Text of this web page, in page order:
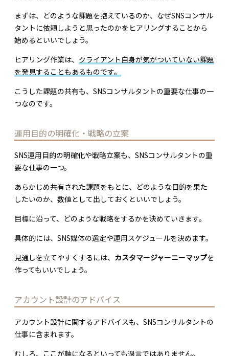
まずは、どのような課題を抱えているのか、なぜSNSコンサル
タントに依頼しようと思ったのかをヒアリングすることから
始めるといいでしょう。
ヒアリング作業は、 クライアント自身が気がついていない課題
を発見することもあるものです。
こうした課題の共有も、SNSコンサルタントの重要な仕事の一
つなのです。
運用目的の明確化・戦略の立案
SNS運用目的の明確化や戦略立案も、SNSコンサルタントの重
要な仕事の一つ。
あらかじめ共有された課題をもとに、どのような目的を果た
したいのか、数値として出しておくといいでしょう。
目標に沿って、どのような戦略をするかを決めていきます。
具体的には、SNS媒体の選定や運用スケジュールを決めます。
見通しを立てやすくするには、 カスタマージャーニーマップを
作ってもいいでしょう。
アカウント設計のアドバイス
アカウント設計に関するアドバイスも、SNSコンサルタントの
仕事に含まれます。
むしろ、ここが軸になるといっても過言ではありません。